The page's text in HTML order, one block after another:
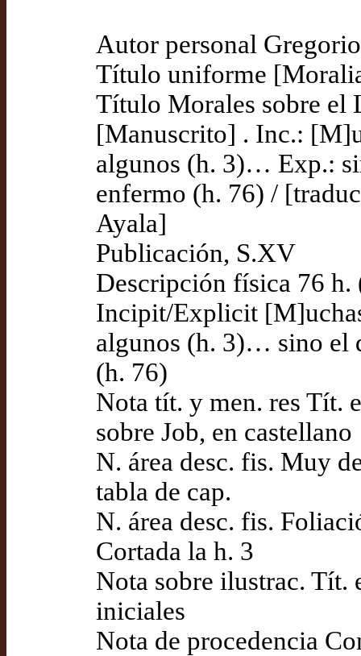
Autor personal
Título uniforme
Título Morales sobre el
[Manuscrito] . Inc.:
algunos (h. 3)… Exp.:
enfermo (h. 76) /
Ayala]
Publicación, S.XV
Descripción física 76
Incipit/Explicit
algunos (h. 3)… sino el
(h. 76)
Nota tít. y men. res Tít.
sobre Job, en castellano
N. área desc. fis. Muy
tabla de cap.
N. área desc. fis.
Cortada la h. 3
Nota sobre ilustrac. Tít.
iniciales
Nota de procedencia